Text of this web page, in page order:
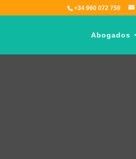
+34 960 072 759
Abogados